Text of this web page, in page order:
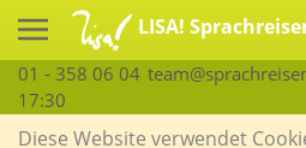
LISA!
01 - 358 06 04
17:30
Diese Website verwendet